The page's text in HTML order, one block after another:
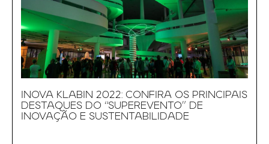
INOVA KLABIN 2022: CONFIRA OS PRINCIPAIS
DESTAQUES DO “SUPEREVENTO” DE
INOVAÇÃO E SUSTENTABILIDADE